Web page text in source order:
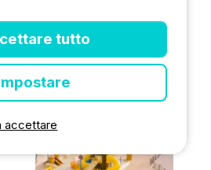
les gérants
extras, mais
la qualité des
plats n’est
rendez vous.
Seules les
au niveau !
la supérette
et ses plats
vente des
locations et
un business
en soit !
accettare
tutto